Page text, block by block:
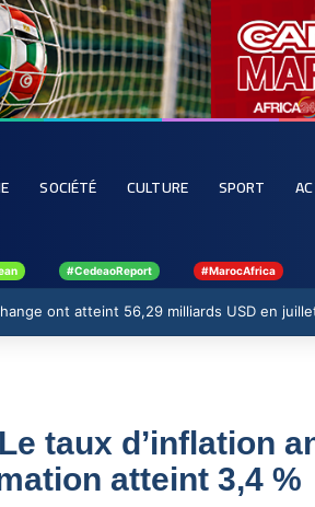
SOCIÉTÉ CULTURE SPORT
#CedeaoReport #MarocAfrica
ont atteint 56,29 milliards USD en
taux d’inflation
atteint 3,4 %